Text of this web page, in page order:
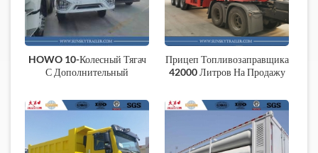
HOWO 10-Колесный Тягач
С Дополнительный
Прицеп Топливозаправщика
42000 Литров На Продажу